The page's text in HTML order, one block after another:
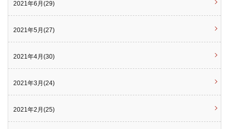
2021年6月(29)
2021年5月(27)
2021年4月(30)
2021年3月(24)
2021年2月(25)